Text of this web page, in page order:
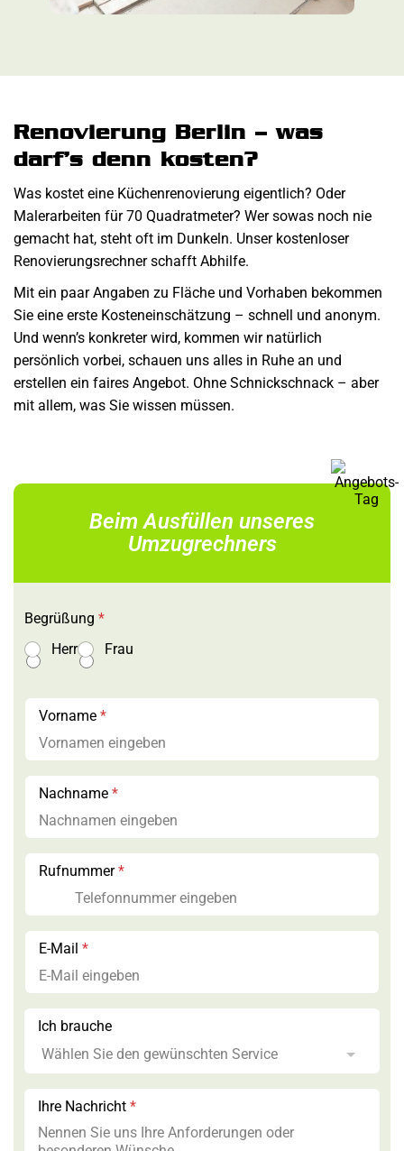
Renovierung Berlin – was
darf’s denn kosten?
Was kostet eine Küchenrenovierung eigentlich? Oder
Malerarbeiten für 70 Quadratmeter? Wer sowas noch nie
gemacht hat, steht oft im Dunkeln. Unser kostenloser
Renovierungsrechner schafft Abhilfe.
Mit ein paar Angaben zu Fläche und Vorhaben bekommen
Sie eine erste Kosteneinschätzung – schnell und anonym.
Und wenn’s konkreter wird, kommen wir natürlich
persönlich vorbei, schauen uns alles in Ruhe an und
erstellen ein faires Angebot. Ohne Schnickschnack – aber
mit allem, was Sie wissen müssen.
Beim Ausfüllen unseres
Umzugrechners
Begrüßung *
Herr
Frau
Vorname *
Nachname *
Rufnummer*
E-Mail *
y
o
Ich brauche
Ihre Nachricht *